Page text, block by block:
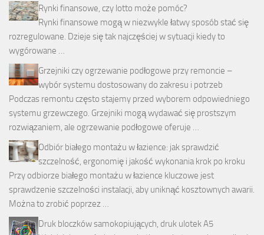
Rynki finansowe, czy lotto może pomóc?
Rynki finansowe mogą w niezwykle łatwy sposób stać się
rozregulowane. Dzieje się tak najczęściej w sytuacji kiedy to
wygórowane …
Grzejniki czy ogrzewanie podłogowe przy remoncie –
wybór systemu dostosowany do zakresu i potrzeb
Podczas remontu często stajemy przed wyborem odpowiedniego
systemu grzewczego. Grzejniki mogą wydawać się prostszym
rozwiązaniem, ale ogrzewanie podłogowe oferuje …
Odbiór białego montażu w łazience: jak sprawdzić
szczelność, ergonomię i jakość wykonania krok po kroku
Przy odbiorze białego montażu w łazience kluczowe jest
sprawdzenie szczelności instalacji, aby uniknąć kosztownych awarii.
Można to zrobić poprzez …
Druk bloczków samokopiujących, druk ulotek A5